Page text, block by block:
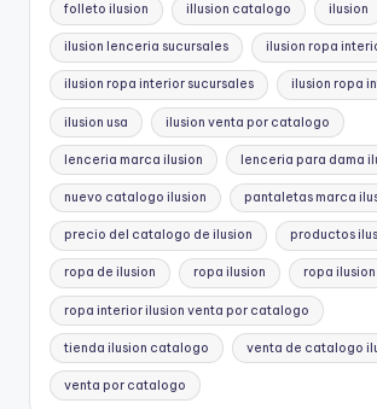
folleto ilusion illusion catalogo ilusion
ilusion lenceria sucursales ilusion ropa
ilusion ropa interior sucursales ilusion ropa
ilusion usa ilusion venta por catalogo
lenceria marca ilusion lenceria para dama
nuevo catalogo ilusion pantaletas marca
precio del catalogo de ilusion productos
ropa de ilusion ropa ilusion ropa
ropa interior ilusion venta por catalogo
tienda ilusion catalogo venta de catalogo
venta por catalogo